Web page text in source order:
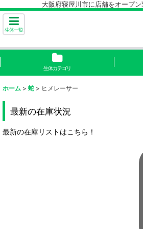
大阪府寝屋川市に店舗をオープン致し
生体一覧
生体カテゴリ
ホーム > 蛇 > ヒメレーサー
最新の在庫状況
最新の在庫リストはこちら！